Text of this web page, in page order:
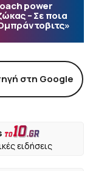
power
– Σε ποια
στη Google
ειδήσεις